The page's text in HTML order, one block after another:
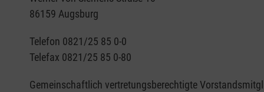
86159 Augsburg
Telefon 0821/25 85 0-0
Telefax 0821/25 85 0-80
Gemeinschaftlich vertretungsberechtigte